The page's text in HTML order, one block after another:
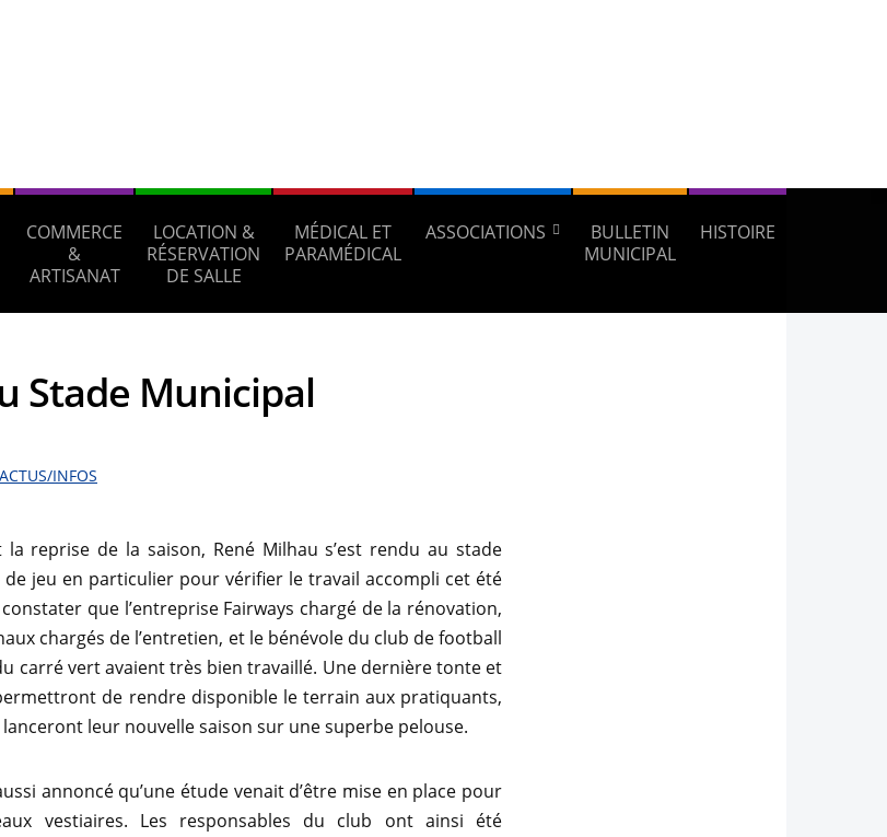
COMMERCE
&
ARTISANAT
LOCATION &
RÉSERVATION
DE SALLE
MÉDICAL ET
PARAMÉDICAL
ASSOCIATIONS
BULLETIN
MUNICIPAL
HISTOIRE
Stade Municipal
ACTUS/INFOS
la reprise de la saison, René Milhau s’est rendu au stade
de jeu en particulier pour vérifier le travail accompli cet été
que l’entreprise Fairways chargé de la rénovation,
chargés de l’entretien, et le bénévole du club de football
carré vert avaient très bien travaillé. Une dernière tonte et
de rendre disponible le terrain aux pratiquants,
leur nouvelle saison sur une superbe pelouse.
annoncé qu’une étude venait d’être mise en place pour
vestiaires. Les responsables du club ont ainsi été